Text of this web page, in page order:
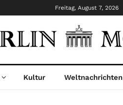
Freitag, August 7, 2026
Kultur Weltnachrichten